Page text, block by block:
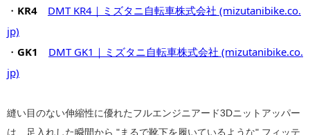
・ KR4
DMT KR4｜ミズタニ自転車株式会社 (mizutanibike.co.
jp)
・ GK1
DMT GK1｜ミズタニ自転車株式会社 (mizutanibike.co.
jp)
縫い目のない伸縮性に優れたフルエンジニアード3Dニットアッパー
は、足入れした瞬間から "まるで靴下を履いているような" フィッテ